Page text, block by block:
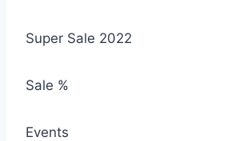
Super Sale 2022
Sale %
Events